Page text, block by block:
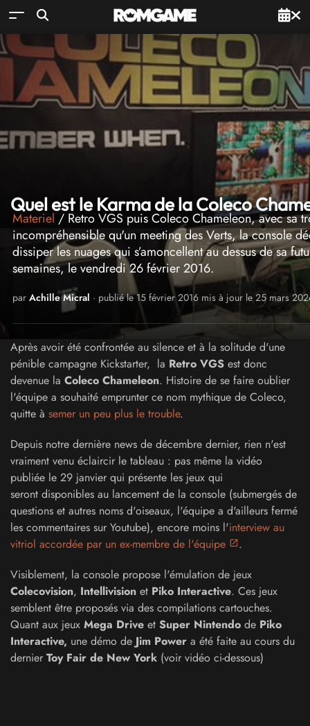
Quel est le Karma de la Coleco
Materiel / Retro VGS puis Coleco Chameleon, avec sa
incompréhensible qu'un meeting des Verts, la console
dissiper les nuages qui s’amoncellent au dessus de sa
semaines, le vendredi 26 février 2016.
par Achille Micral · publié le 15 février 2016 mis à jour le 25 mars
Après avoir été confrontée au silence et à la solitude d'une
pénible campagne Kickstarter, la Retro VGS est donc
devenue la Coleco Chameleon. Histoire de se faire oublier
l'équipe a souhaité emprunter ce nom mythique de Coleco,
quitte à semer un peu plus le trouble.
Depuis notre dernière news de décembre dernier, rien n'est
vraiment venu éclaircir le tableau : pas même la vidéo
publiée le 29 janvier qui présente les jeux qui
seront disponibles au lancement de la console (submergés de
questions et autres noms d'oiseaux, l'équipe a d'ailleurs fermé
les commentaires sur Youtube), encore moins l'interview au
vitriol accordée par un ex-membre de l'équipe
.
Visiblement, la console propose l'émulation de jeux
Colecovision, Intellivision et Piko Interactive. Ces jeux
semblent être proposés via des compilations cartouches.
Quant aux jeux Mega Drive et Super Nintendo de Piko
Interactive, une démo de Jim Power a été faite au cours du
dernier Toy Fair de New York (voir vidéo ci-dessous)